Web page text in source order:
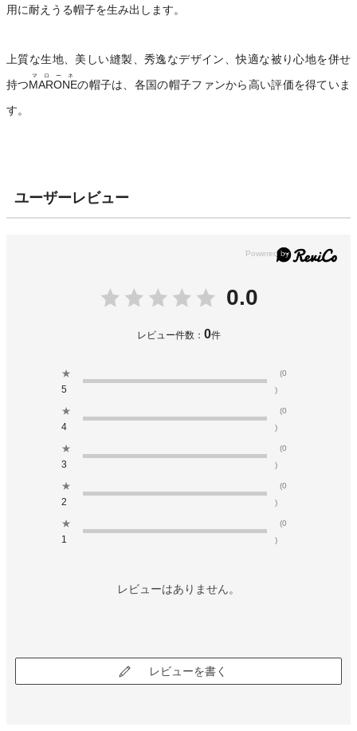
用に耐えうる帽子を生み出します。
上質な生地、美しい縫製、秀逸なデザイン、快適な被り心地を併せ
持つMARONE
マローネ
の帽子は、各国の帽子ファンから高い評価を得ていま
す。
ユーザーレビュー
0.0
レビュー件数： 0件
★
5
(0
)
★
4
(0
)
★
3
(0
)
★
2
(0
)
★
1
(0
)
レビューはありません。
レビューを書く